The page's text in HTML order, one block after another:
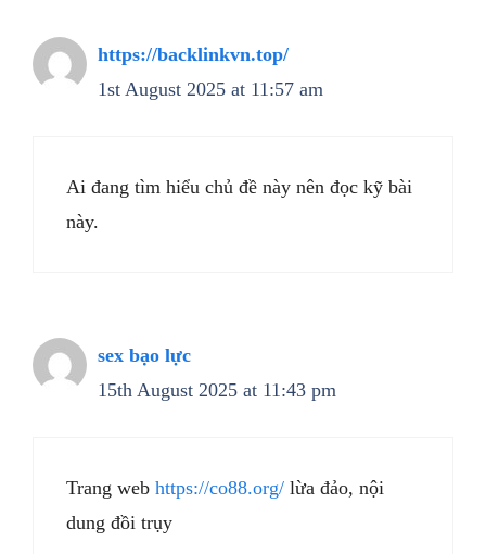
https://backlinkvn.top/
1st August 2025 at 11:57 am
Ai đang tìm hiểu chủ đề này nên đọc kỹ bài
này.
sex bạo lực
15th August 2025 at 11:43 pm
Trang web https://co88.org/ lừa đảo, nội
dung đồi trụy